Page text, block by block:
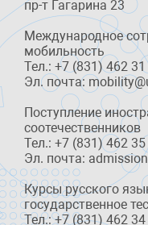
пр-т Гагарина 23
Международное
мобильность
Тел.: +7 (831) 462
Эл. почта:
Поступление
соотечественников
Тел.: +7 (831) 462 35
Эл. почта:
Курсы русского
государственное
Тел.: +7 (831) 462 34